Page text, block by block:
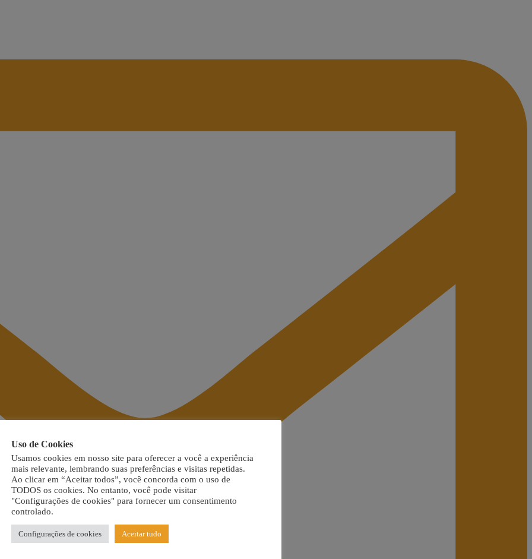
Uso de Cookies
Usamos cookies em nosso site para oferecer a você a experiência
mais relevante, lembrando suas preferências e visitas repetidas.
Ao clicar em “Aceitar todos”, você concorda com o uso de
TODOS os cookies. No entanto, você pode visitar
"Configurações de cookies" para fornecer um consentimento
controlado.
Configurações de cookies Aceitar tudo